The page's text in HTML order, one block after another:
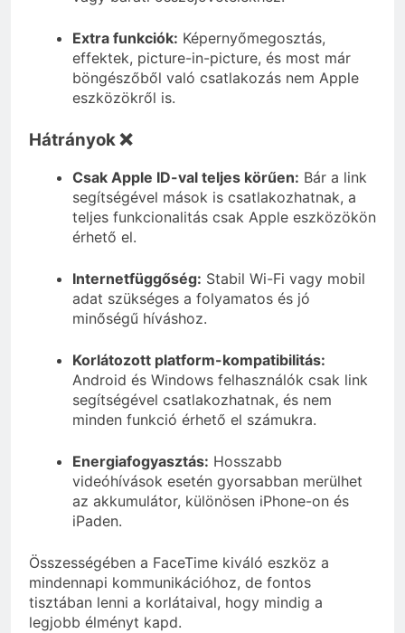
Extra funkciók: Képernyőmegosztás,
effektek, picture-in-picture, és most már
böngészőből való csatlakozás nem Apple
eszközökről is.
Hátrányok ❌
Csak Apple ID-val teljes körűen: Bár a link
segítségével mások is csatlakozhatnak, a
teljes funkcionalitás csak Apple eszközökön
érhető el.
Internetfüggőség: Stabil Wi-Fi vagy mobil
adat szükséges a folyamatos és jó
minőségű híváshoz.
Korlátozott platform-kompatibilitás:
Android és Windows felhasználók csak link
segítségével csatlakozhatnak, és nem
minden funkció érhető el számukra.
Energiafogyasztás: Hosszabb
videóhívások esetén gyorsabban merülhet
az akkumulátor, különösen iPhone-on és
iPaden.
Összességében a FaceTime kiváló eszköz a
mindennapi kommunikációhoz, de fontos
tisztában lenni a korlátaival, hogy mindig a
legjobb élményt kapd.